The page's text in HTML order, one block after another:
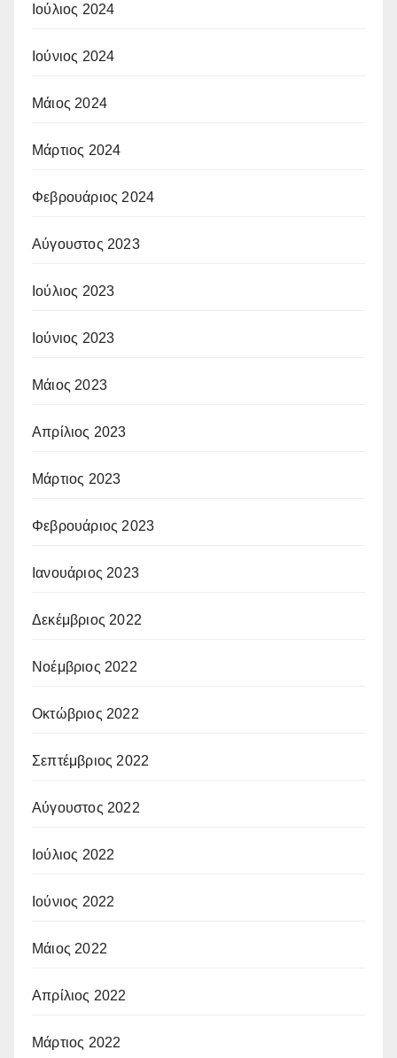
Ιούλιος 2024
Ιούνιος 2024
Μάιος 2024
Μάρτιος 2024
Φεβρουάριος 2024
Αύγουστος 2023
Ιούλιος 2023
Ιούνιος 2023
Μάιος 2023
Απρίλιος 2023
Μάρτιος 2023
Φεβρουάριος 2023
Ιανουάριος 2023
Δεκέμβριος 2022
Νοέμβριος 2022
Οκτώβριος 2022
Σεπτέμβριος 2022
Αύγουστος 2022
Ιούλιος 2022
Ιούνιος 2022
Μάιος 2022
Απρίλιος 2022
Μάρτιος 2022